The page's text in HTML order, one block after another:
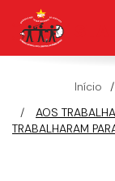
Início
AOS
TRABALHARAM